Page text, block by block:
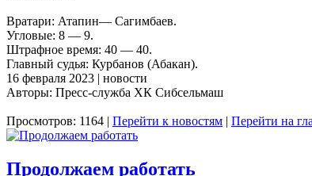
Вратари: Атапин— Сагимбаев.
Угловые: 8 — 9.
Штрафное время: 40 — 40.
Главный судья: Курбанов (Абакан).
16 февраля 2023 | новости
Авторы: Пресс-служба ХК Сибсельмаш
Просмотров: 1164 | Перейти к новостям | Перейти на
Продолжаем работать